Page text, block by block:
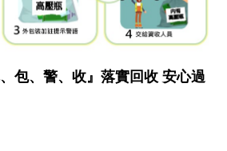
、警、收』落實回收 安心過